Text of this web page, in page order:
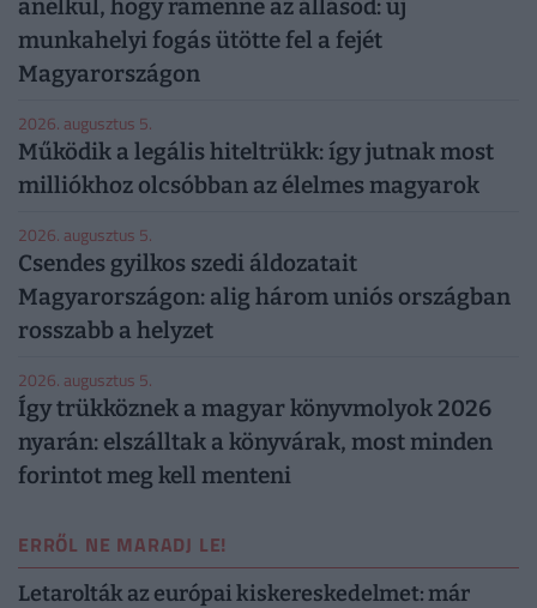
anélkül, hogy rámenne az állásod: új
munkahelyi fogás ütötte fel a fejét
Magyarországon
2026. augusztus 5.
Működik a legális hiteltrükk: így jutnak most
milliókhoz olcsóbban az élelmes magyarok
2026. augusztus 5.
Csendes gyilkos szedi áldozatait
Magyarországon: alig három uniós országban
rosszabb a helyzet
2026. augusztus 5.
Így trükköznek a magyar könyvmolyok 2026
nyarán: elszálltak a könyvárak, most minden
forintot meg kell menteni
ERRŐL NE MARADJ LE!
Letarolták az európai kiskereskedelmet: már